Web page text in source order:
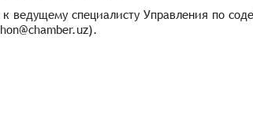
специалисту Управления по